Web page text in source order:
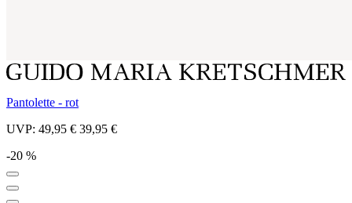
Pantolette - rot
UVP: 49,95 € 39,95 €
-20 %